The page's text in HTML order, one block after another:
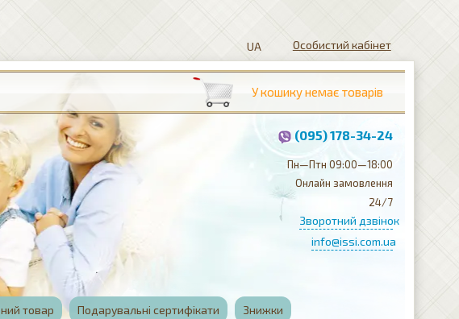
товар Подарувальні сертифікати Знижки
Особистий кабінет
(095) 178-34-24
Пн—Птн 09:00—18:00
Онлайн замовлення
24/7
Зворотний дзвінок
info@issi.com.ua